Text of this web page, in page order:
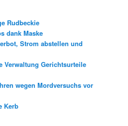
Rudbeckie
dank Maske
Strom abstellen und
Verwaltung Gerichtsurteile
wegen Mordversuchs vor
Kerb